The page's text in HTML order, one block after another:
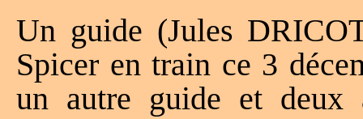
Un guide (Jules
Spicer en train ce 3
un autre guide et deux